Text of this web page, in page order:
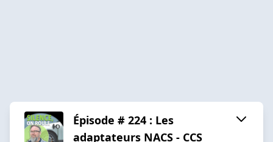
Épisode # 224 : Les
adaptateurs NACS - CCS